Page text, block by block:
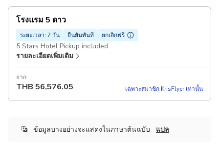
โรงแรม 5 ดาว
ระยะเวลา: 7 วัน ยืนยันทันที ยกเลิกฟรี
5 Stars Hotel Pickup included
รายละเอียดเพิ่มเติม
จาก
THB 56,576.05 เฉพาะสมาชิก KrisFlyer เท่านั้น
ข้อมูลบางอย่างจะแสดงในภาษาต้นฉบับ แปล